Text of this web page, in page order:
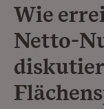
Wie
Netto-